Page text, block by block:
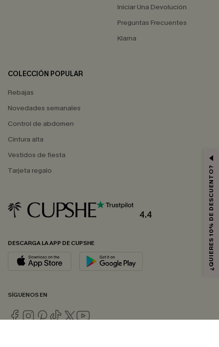
Iniciar Una Devolución
Preguntas Frecuentes
Klarna
COLECCIÓN POPULAR
Rebajas
Novedades semanales
Control de abdomen
Cintura alta
Vestidos de fiesta
Tarjeta regalo
4.4
DESCARGA LA APP DE CUPSHE
SÍGUENOS EN
¿QUIERES 10% DE DESCUENTO?